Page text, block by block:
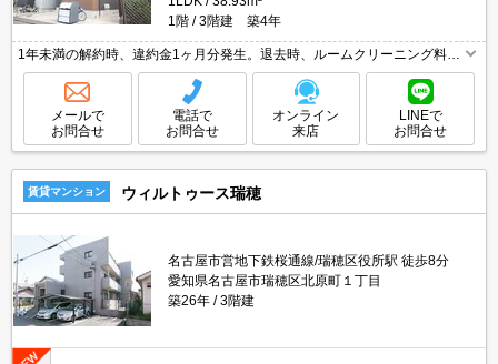
1階
3階建 築4年
1年未満の解約時、違約金1ヶ月分発生。退去時、ルームクリーニング料金
49,500円。オートロック。宅配ボックスあり。Wi-Fi無料。追焚給湯。
メールで
お問合せ
電話で
お問合せ
オンライン
来店
LINEで
お問合せ
賃貸マンション ウィルトゥース瑞穂
名古屋市営地下鉄桜通線/瑞穂区役所駅 徒歩8分
愛知県名古屋市瑞穂区北原町１丁目
築26年
3階建